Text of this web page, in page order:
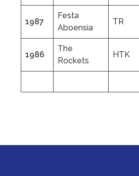
1987
Festa
Aboensia
TR
1986
The
Rockets
HTK